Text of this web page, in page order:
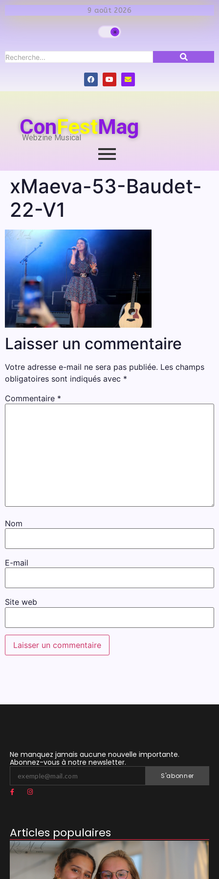
9 août 2026
ConFestMag
Webzine Musical
xMaeva-53-Baudet-
22-V1
Laisser un commentaire
Votre adresse e-mail ne sera pas publiée. Les champs
obligatoires sont indiqués avec *
Commentaire *
Nom
E-mail
Site web
Ne manquez jamais aucune nouvelle importante.
Abonnez-vous à notre newsletter.
S'abonner
Articles populaires